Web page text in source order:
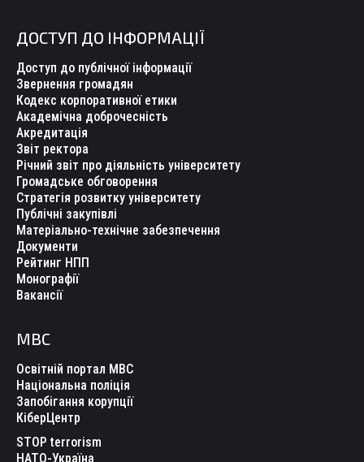
ДОСТУП ДО ІНФОРМАЦІЇ
Доступ до публічної інформації
Звернення громадян
Кодекс корпоративної етики
Академічна доброчесність
Акредитація
Звіт ректора
Річний звіт про діяльність університету
Громадське обговорення
Стратегія розвитку університету
Публічні закупівлі
Матеріально-технічне забезпечення
Документи
Рейтинг НПП
Монографії
Вакансії
МВС
Освітній портал МВС
Національна поліція
Запобігання корупції
КіберЦентр
STOP terrorism
НАТО-Україна